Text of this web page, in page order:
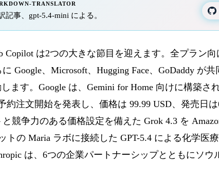
TRANSLATOR
記事、gpt-5.4-mini による。
は2つの大きな節目を迎えます。全プラン向
Google、Microsoft、Hugging Face、GoDaddy が
ます。Google は、Gemini for Home 向けに構築さ
約注文開始を発表し、価格は 99.99 USD、発売日
競争力のある価格設定を備えた Grok 4.3 を
トの Maria ラボに接続した GPT-5.4 による化学医
は、6つの企業パートナーシップとともにソウ